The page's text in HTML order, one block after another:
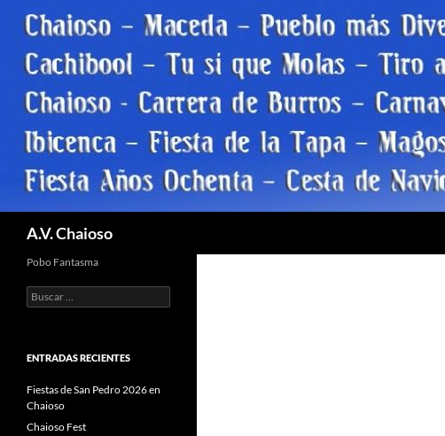
Saltar
contenido
A.V. Chaioso
Pobo Fantasma
Buscar:
ENTRADAS RECIENTES
Fiestas de San Pedro 2026 en
Chaioso
Chaioso Fest